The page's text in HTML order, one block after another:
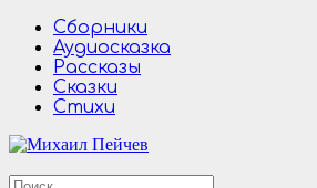
Перейти
содержимому
Сборники
Аудиосказка
Рассказы
Сказки
Стихи